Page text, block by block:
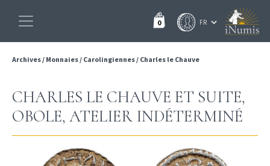
0
Archives/ Monnaies/ Carolingiennes/ Charles le Chauve
CHARLES LE CHAUVE ET SUITE,
OBOLE, ATELIER INDÉTERMINÉ